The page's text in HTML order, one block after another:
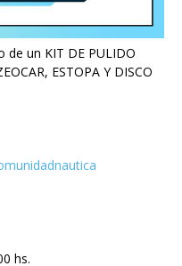
un KIT DE PULIDO
ESTOPA Y DISCO
hs.